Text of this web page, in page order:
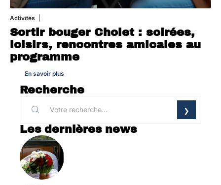
Activités
Sortir bouger Cholet : soirées,
loisirs, rencontres amicales au
programme
En savoir plus
Recherche
Les dernières news